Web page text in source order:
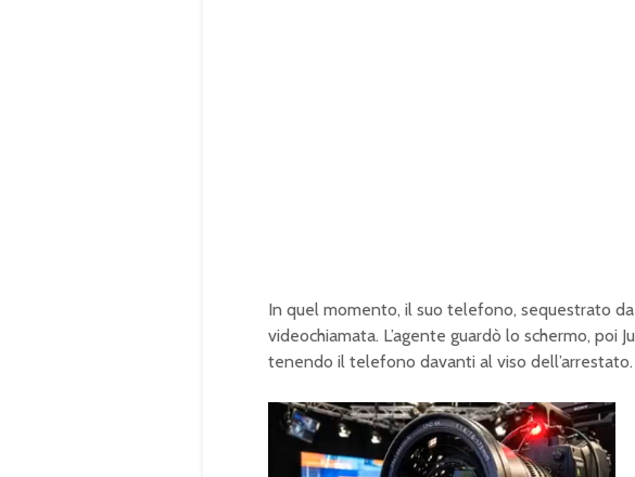
In quel momento, il suo telefono, sequestrato
videochiamata. L’agente guardò lo schermo, poi
tenendo il telefono davanti al viso dell’arrestato.